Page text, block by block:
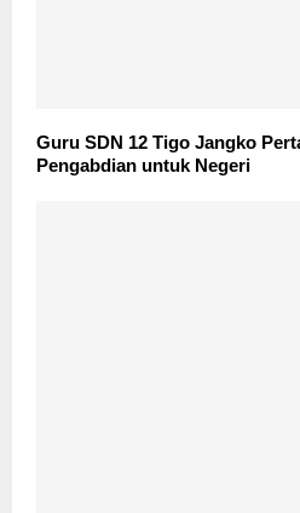
Guru SDN 12 Tigo Jangko
Pengabdian untuk Negeri